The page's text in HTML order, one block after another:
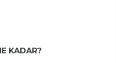
KADAR?